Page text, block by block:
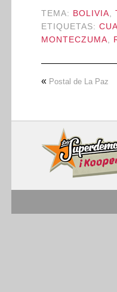
TEMA: BOLIVIA,
ETIQUETAS:
MONTECZUMA,
« Postal de La Paz